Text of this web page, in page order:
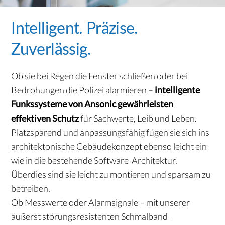
Intelligent. Präzise.
Zuverlässig.
Ob sie bei Regen die Fenster schließen oder bei
Bedrohungen die Polizei alarmieren – intelligente
Funkssysteme von Ansonic gewährleisten
effektiven Schutzfür Sachwerte, Leib und Leben.
Platzsparend und anpassungsfähig fügen sie sich ins
architektonische Gebäudekonzept ebenso leicht ein
wie in die bestehende Software-Architektur.
Überdies sind sie leicht zu montieren und sparsam zu
betreiben.
Ob Messwerte oder Alarmsignale – mit unserer
äußerst störungsresistenten Schmalband-